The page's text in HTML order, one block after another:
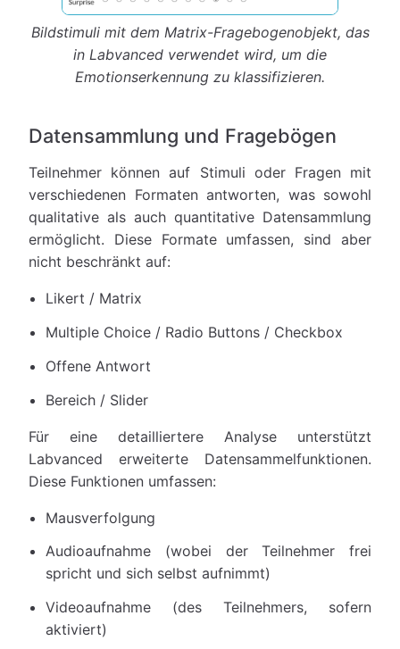
Bildstimuli mit dem Matrix-Fragebogenobjekt, das
in Labvanced verwendet wird, um die
Emotionserkennung zu klassifizieren.
Datensammlung und Fragebögen
Teilnehmer können auf Stimuli oder Fragen mit
verschiedenen Formaten antworten, was sowohl
qualitative als auch quantitative Datensammlung
ermöglicht. Diese Formate umfassen, sind aber
nicht beschränkt auf:
Likert / Matrix
Multiple Choice / Radio Buttons / Checkbox
Offene Antwort
Bereich / Slider
Für eine detailliertere Analyse unterstützt
Labvanced erweiterte Datensammelfunktionen.
Diese Funktionen umfassen:
Mausverfolgung
Audioaufnahme (wobei der Teilnehmer frei
spricht und sich selbst aufnimmt)
Videoaufnahme (des Teilnehmers, sofern
aktiviert)